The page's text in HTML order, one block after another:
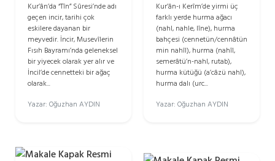
Kur’ân’da “Tîn” Sûresi’nde adı
geçen incir, tarihi çok
eskilere dayanan bir
meyvedir. İncir, Musevîlerin
Fısıh Bayramı’nda geleneksel
bir yiyecek olarak yer alır ve
İncil’de cennetteki bir ağaç
olarak...
Yazar: Oğuzhan AYDIN
Kur’ân-ı Kerîm’de yirmi üç
farklı yerde hurma ağacı
(nahl, nahle, lîne), hurma
bahçesi (cennetün/cennâtün
min nahîl), hurma (nahîl,
semerâtü’n-nahl, rutab),
hurma kütüğü (a’câzü nahl),
hurma dalı (urc...
Yazar: Oğuzhan AYDIN